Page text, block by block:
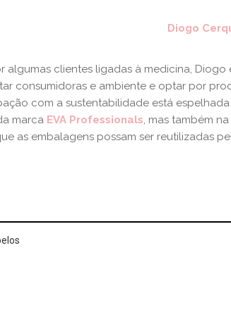
Diogo
algumas clientes ligadas à medicina,
consumidoras e ambiente e optar por
com a sustentabilidade está
marca EVA Professionals, mas também
as embalagens possam ser reutilizadas